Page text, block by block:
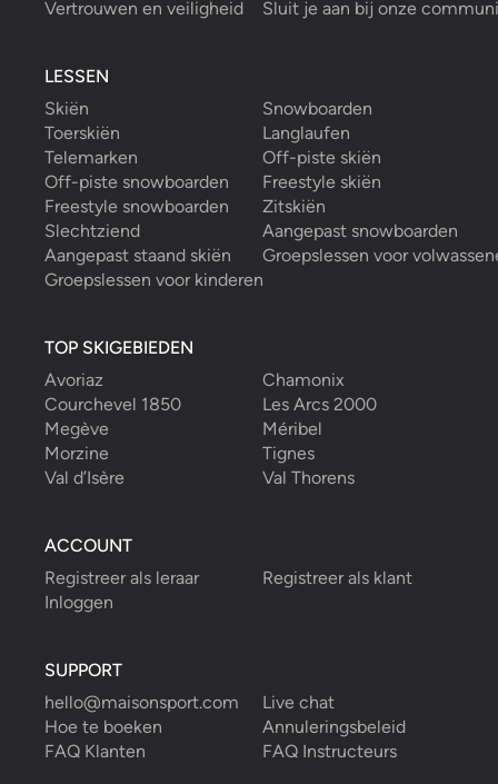
Vertrouwen en veiligheid
Sluit je aan bij onze
LESSEN
Skiën
Snowboarden
Toerskiën
Langlaufen
Telemarken
Off-piste skiën
Off-piste snowboarden
Freestyle skiën
Freestyle snowboarden
Zitskiën
Slechtziend
Aangepast snowboarden
Aangepast staand skiën
Groepslessen voor
Groepslessen voor kinderen
TOP SKIGEBIEDEN
Avoriaz
Chamonix
Courchevel 1850
Les Arcs 2000
Megève
Méribel
Morzine
Tignes
Val d’Isère
Val Thorens
ACCOUNT
Registreer als leraar
Registreer als klant
Inloggen
SUPPORT
hello@maisonsport.com
Live chat
Hoe te boeken
Annuleringsbeleid
FAQ Klanten
FAQ Instructeurs